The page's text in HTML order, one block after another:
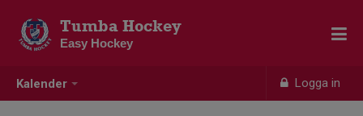
Kalender Logga in
Tumba Hockey
Easy Hockey